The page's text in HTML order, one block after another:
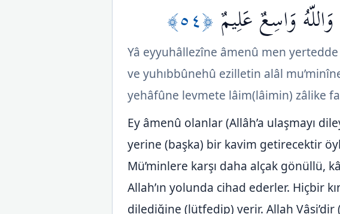
وَاسِعٌ عَلِيمٌ ﴿٥٤﴾
Yâ eyyuhâllezîne âmenû men
ve yuhıbbûnehû ezilletin alâl
yehâfûne levmete lâim(lâimin) zâlike
Ey âmenû olanlar (Allâh’a ulaşmayı
yerine (başka) bir kavim getirecektir
Mü’minlere karşı daha alçak gönüllü,
Allah’ın yolunda cihad ederler. Hiçbir
dilediğine (lütfedip) verir. Allah